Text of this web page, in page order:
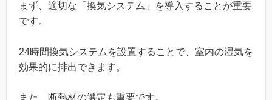
まず、適切な「換気システム」を導入することが重要
です。
24時間換気システムを設置することで、室内の湿気を
効果的に排出できます。
また、断熱材の選定も重要です。